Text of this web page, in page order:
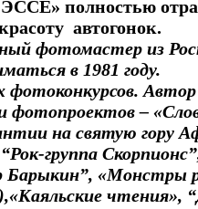
полностью
автогонок.
фотомастер из
в 1981 году.
фотопроектов –
на святую гору
группа
Барыкин”, «Монстры
чтения»,